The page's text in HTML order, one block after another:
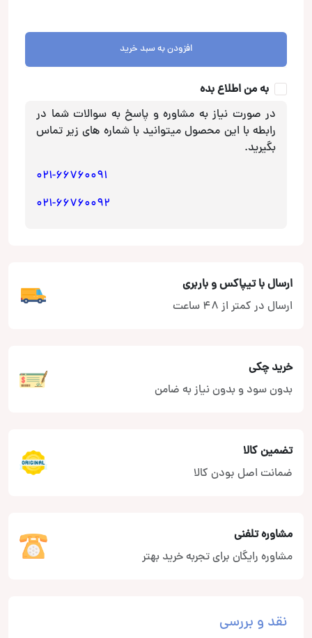
افزودن به سبد خرید
به من اطلاع بده
در صورت نیاز به مشاوره و پاسخ به سوالات شما در
رابطه با این محصول میتوانید با شماره های زیر تماس
بگیرید.
021-66760091
021-66760092
ارسال با تیپاکس و باربری
ارسال در کمتر از 48 ساعت
خرید چکی
بدون سود و بدون نیاز به ضامن
تضمین کالا
ضمانت اصل بودن کالا
مشاوره تلفنی
مشاوره رایگان برای تجربه خرید بهتر
نقد و بررسی